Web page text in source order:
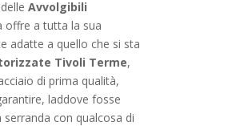
delleAvvolgibili
offre a tutta la sua
adatte a quello che si sta
Tivoli Terme,
di prima qualità,
laddove fosse
con qualcosa di